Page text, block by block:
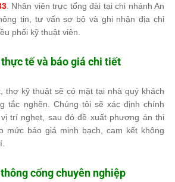
. Nhân viên trực tổng đài tại chi nhánh An
tin, tư vấn sơ bộ và ghi nhận địa chỉ
phối kỹ thuật viên.
tế và báo giá chi tiết
thợ kỹ thuật sẽ có mặt tại nhà quý khách
tắc nghẽn. Chúng tôi sẽ xác định chính
trí nghẹt, sau đó đề xuất phương án thi
mức báo giá minh bạch, cam kết không
cống chuyên nghiệp